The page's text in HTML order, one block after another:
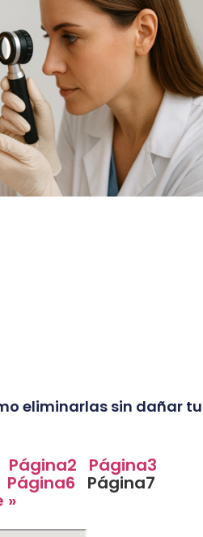
eliminarlas sin dañar tu
Página2 Página3
Página6 Página7
»